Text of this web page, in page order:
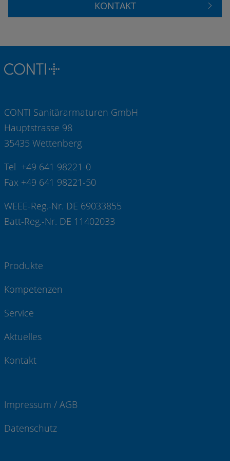
KONTAKT
CONTI Sanitärarmaturen GmbH
Hauptstrasse 98
35435 Wettenberg
Tel +49 641 98221-0
Fax +49 641 98221-50
WEEE-Reg.-Nr. DE 69033855
Batt-Reg.-Nr. DE 11402033
Produkte
Kompetenzen
Service
Aktuelles
Kontakt
Impressum / AGB
Datenschutz